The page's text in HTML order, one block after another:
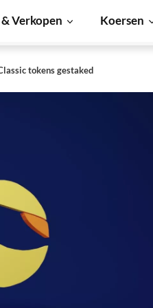
Verkopen Koersen
tokens gestaked